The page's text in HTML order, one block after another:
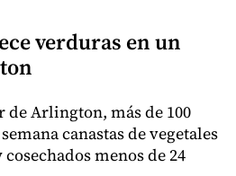
verduras en un
Arlington, más de 100
canastas de vegetales
menos de 24